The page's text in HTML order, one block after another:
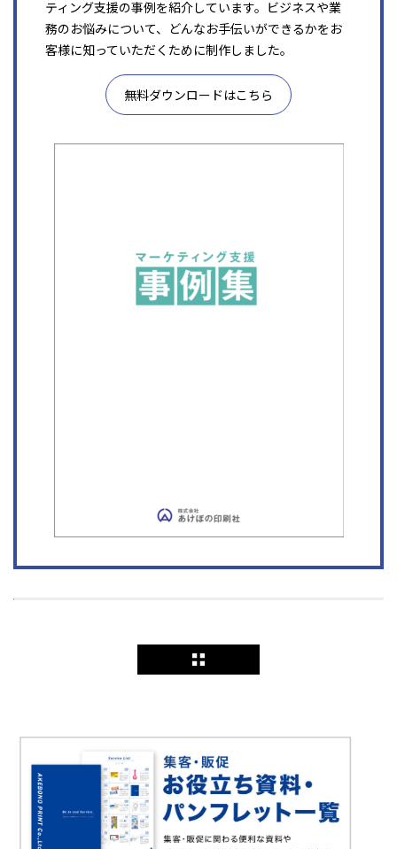
ティング支援の事例を紹介しています。ビジネスや業
務のお悩みについて、どんなお手伝いができるかをお
客様に知っていただくために制作しました。
無料ダウンロードはこちら